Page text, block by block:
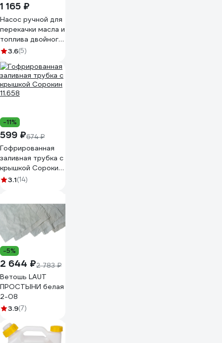
1 165 ₽
Насос ручной для
перекачки масла и
топлива двойного
действия
к8169(47916)
3.6(5)
-11%
599 ₽674 ₽
Гофрированная
заливная трубка с
крышкой Сорокин
11.658
3.1(14)
-5%
2 644 ₽2 783 ₽
Ветошь LAUT
ПРОСТЫНИ белая
2-08
3.9(7)